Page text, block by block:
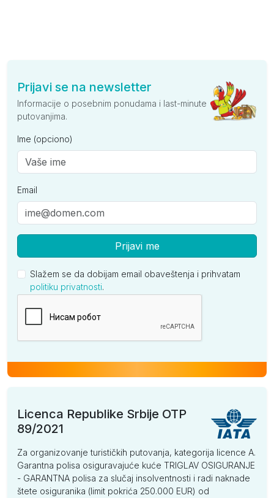
Prijavi se na newsletter
Informacije o posebnim ponudama i last-minute
putovanjima.
Ime (opciono)
Email
Prijavi me
Slažem se da dobijam email obaveštenja i prihvatam
politiku privatnosti.
Licenca Republike Srbije OTP
89/2021
Za organizovanje turističkih putovanja, kategorija licence A.
Garantna polisa osiguravajuće kuće TRIGLAV OSIGURANJE
- GARANTNA polisa za slučaj insolventnosti i radi naknade
štete osiguranika (limit pokrića 250.000 EUR) od